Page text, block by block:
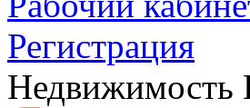
Регистрация
Недвижимость